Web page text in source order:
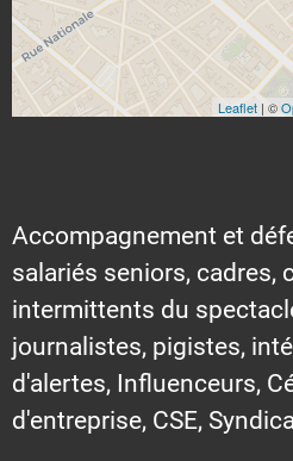
Leaflet | ©
Accompagnement et
salariés seniors, cadres,
intermittents du
journalistes, pigistes,
d'alertes, Influenceurs,
d'entreprise, CSE,